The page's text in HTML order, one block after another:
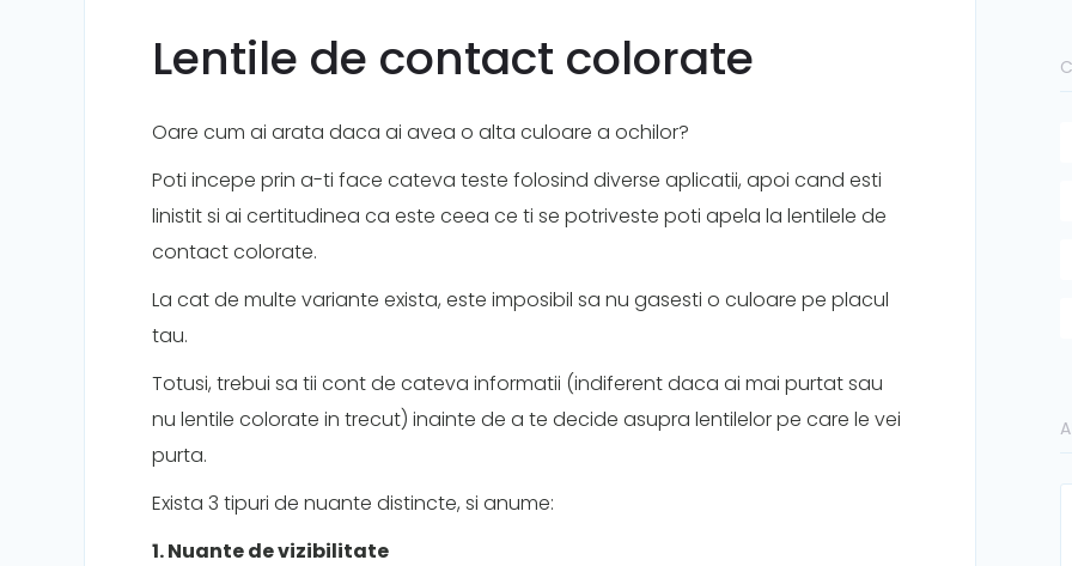
Lentile de contact colorate
Oare cum ai arata daca ai avea o alta culoare a ochilor?
Poti incepe prin a-ti face cateva teste folosind diverse aplicatii, apoi cand esti
linistit si ai certitudinea ca este ceea ce ti se potriveste poti apela la lentilele de
contact colorate.
La cat de multe variante exista, este imposibil sa nu gasesti o culoare pe placul
tau.
Totusi, trebui sa tii cont de cateva informatii (indiferent daca ai mai purtat sau
nu lentile colorate in trecut) inainte de a te decide asupra lentilelor pe care le vei
purta.
Exista 3 tipuri de nuante distincte, si anume:
1. Nuante de vizibilitate